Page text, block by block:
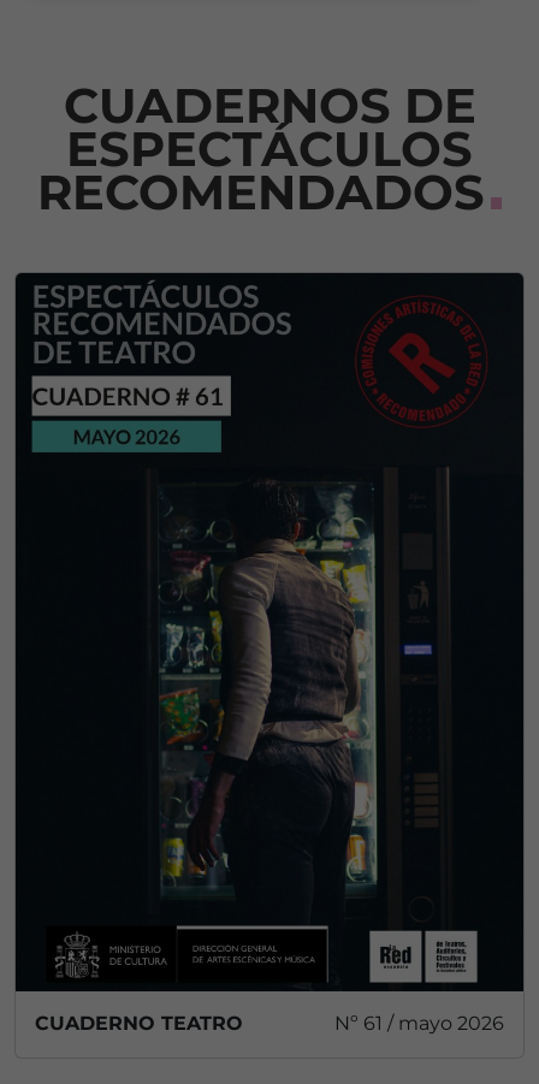
CUADERNOS DE
ESPECTÁCULOS
RECOMENDADOS
CUADERNO TEATRO Nº 61 / mayo 2026